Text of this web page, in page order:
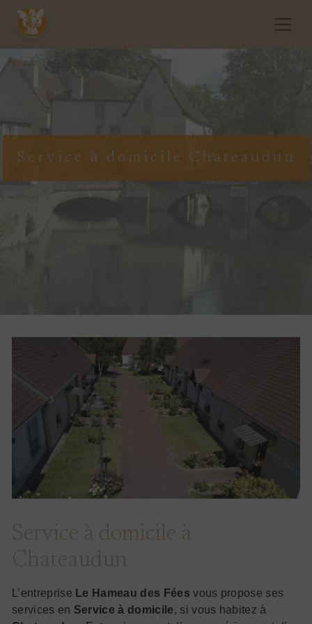
Service à domicile Chateaudun
Service à domicile à
Chateaudun
L’entreprise Le Hameau des Fées vous propose ses
services en Service à domicile, si vous habitez à